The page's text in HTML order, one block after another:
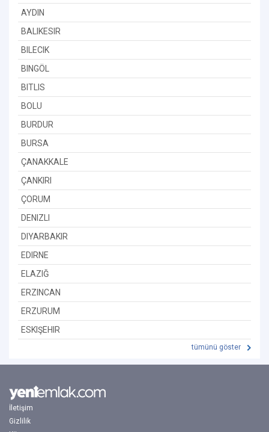
AYDIN
BALIKESIR
BILECIK
BINGÖL
BITLIS
BOLU
BURDUR
BURSA
ÇANAKKALE
ÇANKIRI
ÇORUM
DENIZLI
DIYARBAKIR
EDIRNE
ELAZIĞ
ERZINCAN
ERZURUM
ESKIŞEHIR
tümünü göster
İletişim
Gizlilik